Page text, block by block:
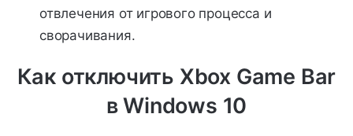
отвлечения от игрового процесса и
сворачивания.
Как отключить Xbox Game Bar
в Windows 10